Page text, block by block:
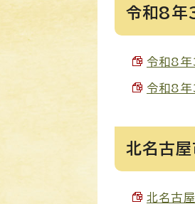
令和8年
令和8年
令和8年
北名古屋
北名古